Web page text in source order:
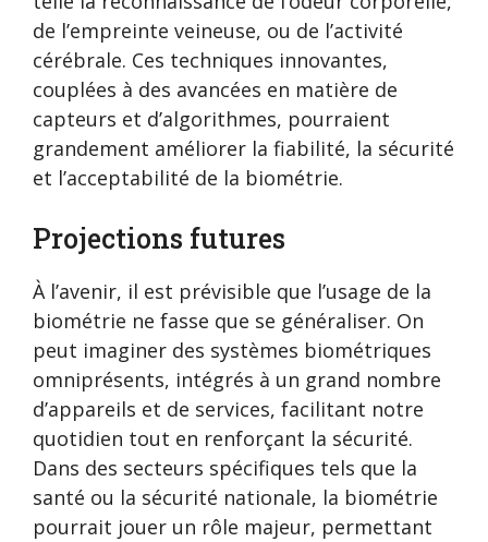
de l’empreinte veineuse, ou de l’activité
cérébrale. Ces techniques innovantes,
couplées à des avancées en matière de
capteurs et d’algorithmes, pourraient
grandement améliorer la fiabilité, la sécurité
et l’acceptabilité de la biométrie.
Projections futures
À l’avenir, il est prévisible que l’usage de la
biométrie ne fasse que se généraliser. On
peut imaginer des systèmes biométriques
omniprésents, intégrés à un grand nombre
d’appareils et de services, facilitant notre
quotidien tout en renforçant la sécurité.
Dans des secteurs spécifiques tels que la
santé ou la sécurité nationale, la biométrie
pourrait jouer un rôle majeur, permettant